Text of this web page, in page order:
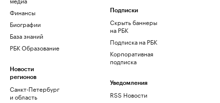
Финансы
Биографии
База знаний
РБК Образование
Новости
регионов
Санкт-Петербург
и область
Подписки
Скрыть баннеры
на РБК
Подписка на РБК
Корпоративная
подписка
Уведомления
RSS Новости